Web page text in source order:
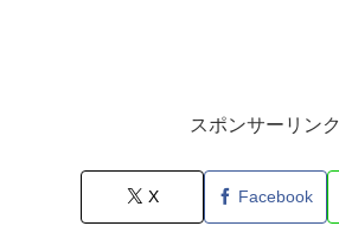
スポンサーリンク
X Facebook